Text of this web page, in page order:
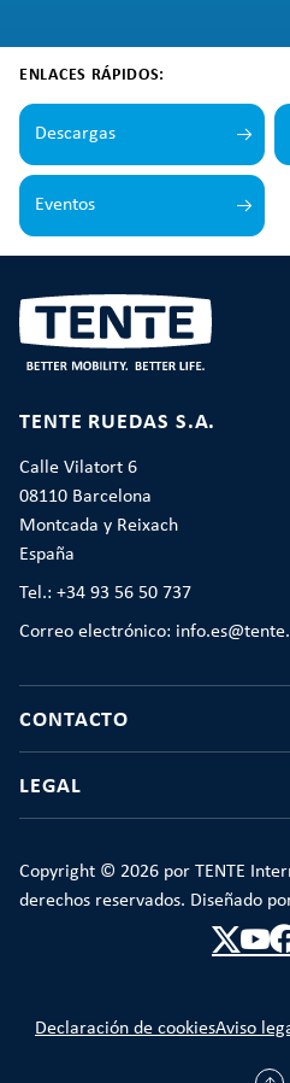
ENLACES RÁPIDOS:
Descargas
Eventos
TENTE RUEDAS S.A.
Calle Vilatort 6
08110 Barcelona
Montcada y Reixach
España
Tel.: +34 93 56 50 737
Correo electrónico:
CONTACTO
LEGAL
Copyright © 2026 por TENTE
derechos reservados. Diseñado
Declaración de cookiesAviso